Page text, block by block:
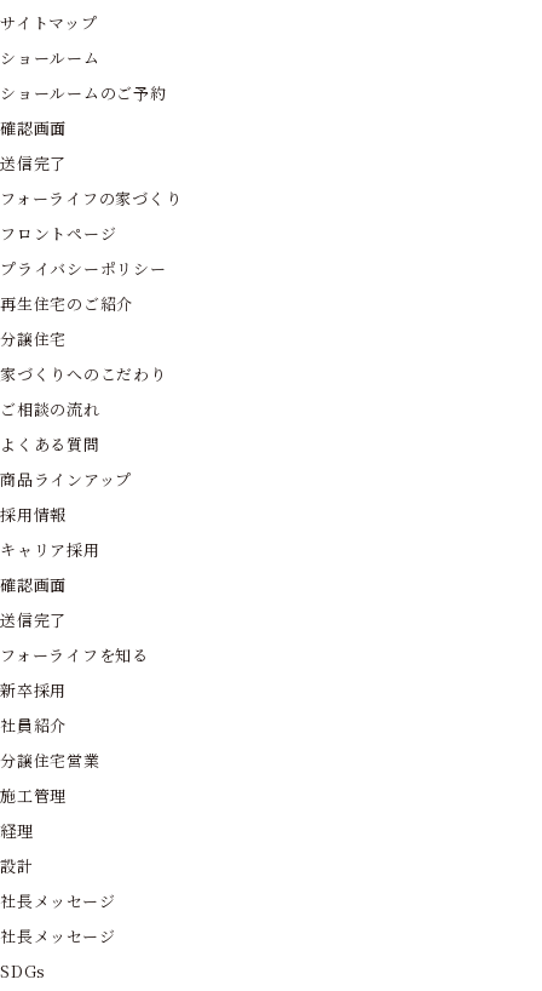
サイトマップ
ショールーム
ショールームのご予約
確認画面
送信完了
フォーライフの家づくり
フロントページ
プライバシーポリシー
再生住宅のご紹介
分譲住宅
家づくりへのこだわり
ご相談の流れ
よくある質問
商品ラインアップ
採用情報
キャリア採用
確認画面
送信完了
フォーライフを知る
新卒採用
社員紹介
分譲住宅営業
施工管理
経理
設計
社長メッセージ
社長メッセージ
SDGs